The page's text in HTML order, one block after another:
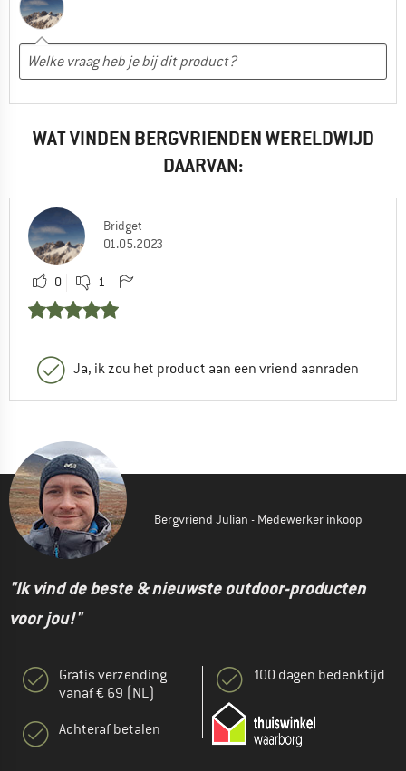
WAT VINDEN BERGVRIENDEN WERELDWIJD
DAARVAN:
Bridget
01.05.2023
0 1
Ja, ik zou het product aan een vriend aanraden
Bergvriend Julian - Medewerker inkoop
"Ik vind de beste & nieuwste outdoor-producten
voor jou!"
Gratis verzending
vanaf € 69 (NL)
Achteraf betalen
100 dagen bedenktijd